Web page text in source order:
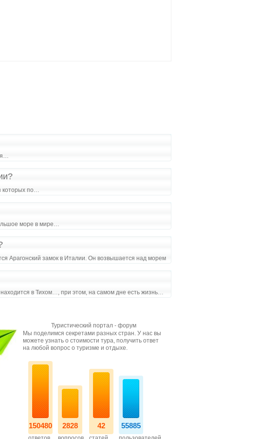
я…
которых по…
море в мире…
Арагонский замок в Италии. Он возвышается над морем
в Тихом…, при этом, на самом дне есть жизнь…
Туристический портал - форум
Мы поделимся секретами разных стран. У нас вы
можете узнать о стоимости тура, получить ответ
на любой вопрос о туризме и отдыхе.
150480 2828 42 55885